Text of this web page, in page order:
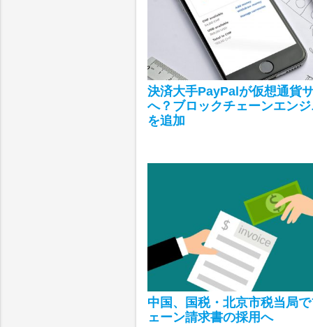
決済大手PayPalが仮想通貨
へ？ブロックチェーンエン
を追加
中国、国税・北京市税当局
ェーン請求書の採用へ